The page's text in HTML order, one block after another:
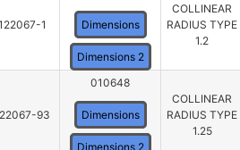
1 Dimensions
Dimensions 2
COLLINEAR
RADIUS TYPE
1.2
93
010648
Dimensions
Dimensions 2
COLLINEAR
RADIUS TYPE
1.25